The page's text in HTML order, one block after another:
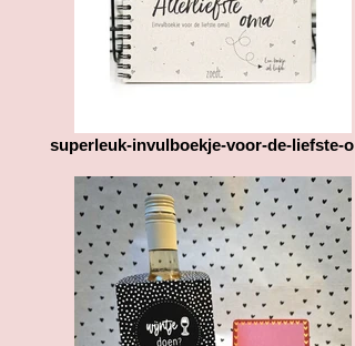
superleuk-invulboekje-voor-de-liefste-